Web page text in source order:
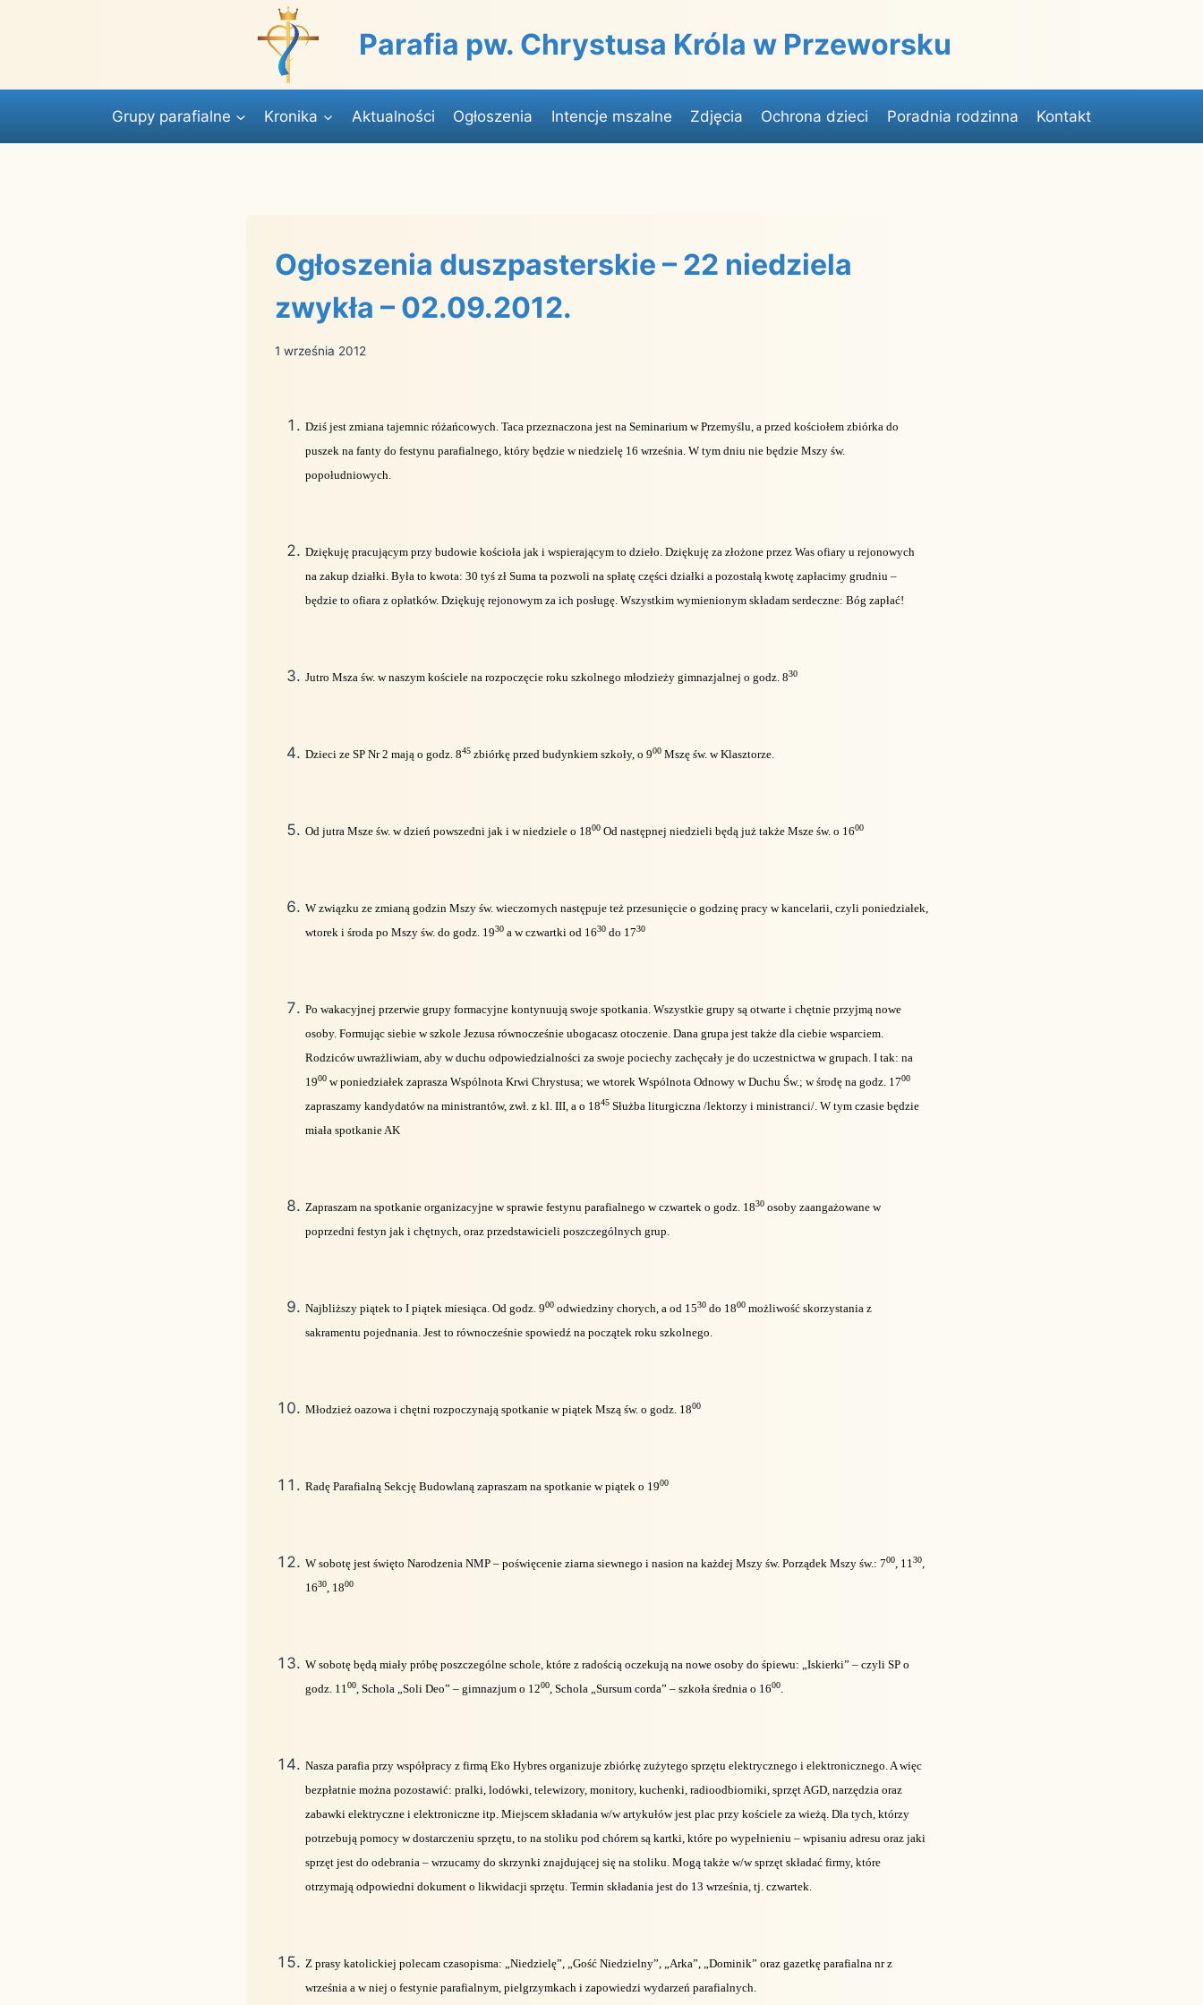
Parafia pw. Chrystusa Króla w Przeworsku
Grupy parafialne Kronika Aktualności Ogłoszenia Intencje mszalne Zdjęcia Ochrona dzieci Poradnia rodzinna Kontakt
Ogłoszenia duszpasterskie – 22 niedziela
zwykła – 02.09.2012.
1 września 2012
Dziś jest zmiana tajemnic różańcowych. Taca przeznaczona jest na Seminarium w Przemyślu, a przed kościołem zbiórka do
puszek na fanty do festynu parafialnego, który będzie w niedzielę 16 września. W tym dniu nie będzie Mszy św.
popołudniowych.
Dziękuję pracującym przy budowie kościoła jak i wspierającym to dzieło. Dziękuję za złożone przez Was ofiary u rejonowych
na zakup działki. Była to kwota: 30 tyś zł Suma ta pozwoli na spłatę części działki a pozostałą kwotę zapłacimy grudniu –
będzie to ofiara z opłatków. Dziękuję rejonowym za ich posługę. Wszystkim wymienionym składam serdeczne: Bóg zapłać!
Jutro Msza św. w naszym kościele na rozpoczęcie roku szkolnego młodzieży gimnazjalnej o godz. 830
Dzieci ze SP Nr 2 mają o godz. 845 zbiórkę przed budynkiem szkoły, o 900 Mszę św. w Klasztorze.
Od jutra Msze św. w dzień powszedni jak i w niedziele o 1800 Od następnej niedzieli będą już także Msze św. o 1600
W związku ze zmianą godzin Mszy św. wieczornych następuje też przesunięcie o godzinę pracy w kancelarii, czyli poniedziałek,
wtorek i środa po Mszy św. do godz. 1930 a w czwartki od 1630 do 1730
Po wakacyjnej przerwie grupy formacyjne kontynuują swoje spotkania. Wszystkie grupy są otwarte i chętnie przyjmą nowe
osoby. Formując siebie w szkole Jezusa równocześnie ubogacasz otoczenie. Dana grupa jest także dla ciebie wsparciem.
Rodziców uwrażliwiam, aby w duchu odpowiedzialności za swoje pociechy zachęcały je do uczestnictwa w grupach. I tak: na
1900 w poniedziałek zaprasza Wspólnota Krwi Chrystusa; we wtorek Wspólnota Odnowy w Duchu Św.; w środę na godz. 1700
zapraszamy kandydatów na ministrantów, zwł. z kl. III, a o 1845 Służba liturgiczna /lektorzy i ministranci/. W tym czasie będzie
miała spotkanie AK
Zapraszam na spotkanie organizacyjne w sprawie festynu parafialnego w czwartek o godz. 1830 osoby zaangażowane w
poprzedni festyn jak i chętnych, oraz przedstawicieli poszczególnych grup.
Najbliższy piątek to I piątek miesiąca. Od godz. 900 odwiedziny chorych, a od 1530 do 1800 możliwość skorzystania z
sakramentu pojednania. Jest to równocześnie spowiedź na początek roku szkolnego.
Młodzież oazowa i chętni rozpoczynają spotkanie w piątek Mszą św. o godz. 1800
Radę Parafialną Sekcję Budowlaną zapraszam na spotkanie w piątek o 1900
W sobotę jest święto Narodzenia NMP – poświęcenie ziarna siewnego i nasion na każdej Mszy św. Porządek Mszy św.: 700 , 11 30
1630 , 1800
W sobotę będą miały próbę poszczególne schole, które z radością oczekują na nowe osoby do śpiewu: „Iskierki” – czyli SP o
godz. 11 00 , Schola „Soli Deo” – gimnazjum o 1200 , Schola „Sursum corda” – szkoła średnia o 1600
Nasza parafia przy współpracy z firmą Eko Hybres organizuje zbiórkę zużytego sprzętu elektrycznego i elektronicznego. A więc
bezpłatnie można pozostawić: pralki, lodówki, telewizory, monitory, kuchenki, radioodbiorniki, sprzęt AGD, narzędzia oraz
zabawki elektryczne i elektroniczne itp. Miejscem składania w/w artykułów jest plac przy kościele za wieżą. Dla tych, którzy
potrzebują pomocy w dostarczeniu sprzętu, to na stoliku pod chórem są kartki, które po wypełnieniu – wpisaniu adresu oraz jaki
sprzęt jest do odebrania – wrzucamy do skrzynki znajdującej się na stoliku. Mogą także w/w sprzęt składać firmy, które
otrzymają odpowiedni dokument o likwidacji sprzętu. Termin składania jest do 13 września, tj. czwartek.
Z prasy katolickiej polecam czasopisma: „Niedzielę”, „Gość Niedzielny”, „Arka”, „Dominik” oraz gazetkę parafialna nr z
września a w niej o festynie parafialnym, pielgrzymkach i zapowiedzi wydarzeń parafialnych.